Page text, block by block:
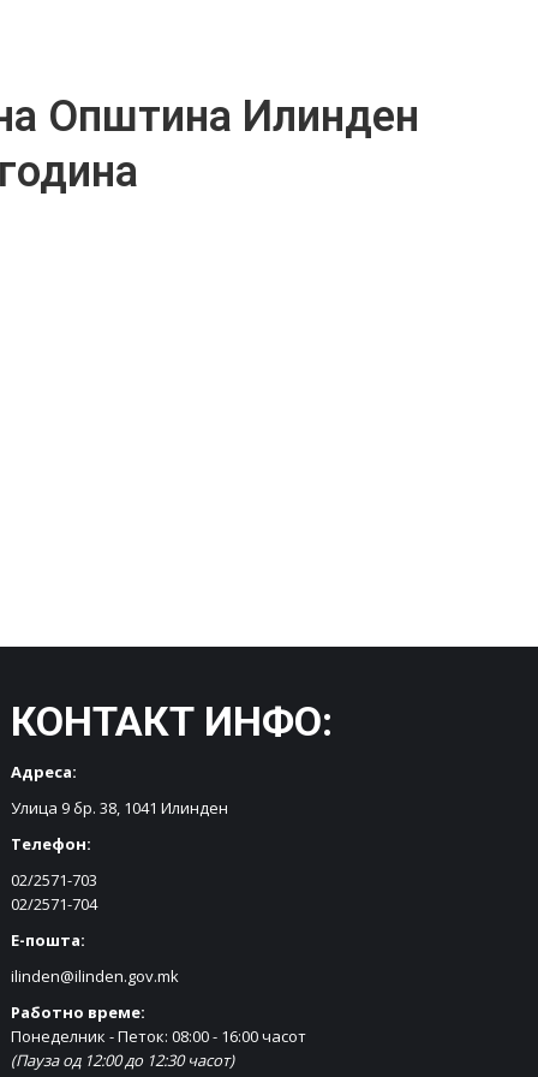
Општина Илинден
КОНТАКТ ИНФО:
Адреса:
Улица 9 бр. 38, 1041 Илинден
Телефон:
02/2571-703
02/2571-704
Е-пошта:
ilinden@ilinden.gov.mk
Работно време:
Понеделник - Петок: 08:00 - 16:00 часот
(Пауза од 12:00 до 12:30 часот)